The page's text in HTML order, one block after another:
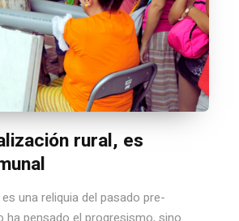
rural, es
una reliquia del pasado pre-